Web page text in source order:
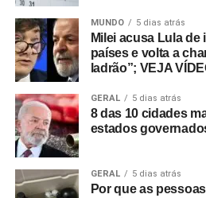
MUNDO 5 dias atrás
Milei acusa Lula
países e volta a
ladrão”; VEJA
GERAL 5 dias atrás
8 das 10 cidades
estados
GERAL 5 dias atrás
Por que as